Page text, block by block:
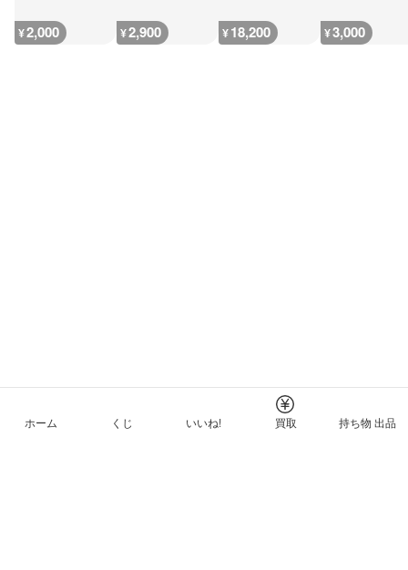
¥2,000 ¥2,900 ¥18,200 ¥3,000
ホーム くじ いいね! 買取 持ち物 出品